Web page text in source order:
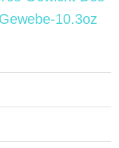
10.3oz